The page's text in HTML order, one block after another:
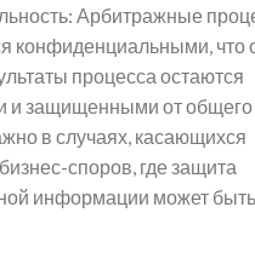
Арбитражные
конфиденциальными, что
процесса остаются
и защищенными от общего
в случаях, касающихся
споров, где защита
информации может быть